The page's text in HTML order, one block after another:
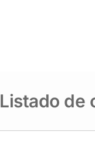
Listado de